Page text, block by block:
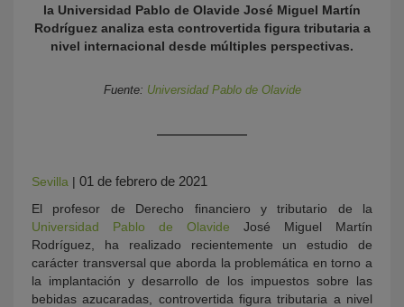
la Universidad Pablo de Olavide José Miguel Martín
Rodríguez analiza esta controvertida figura tributaria a
nivel internacional desde múltiples perspectivas.
Fuente: Universidad Pablo de Olavide
Sevilla | 01 de febrero de 2021
El profesor de Derecho financiero y tributario de la
Universidad Pablo de Olavide José Miguel Martín
Rodríguez, ha realizado recientemente un estudio de
carácter transversal que aborda la problemática en torno a
la implantación y desarrollo de los impuestos sobre las
bebidas azucaradas, controvertida figura tributaria a nivel